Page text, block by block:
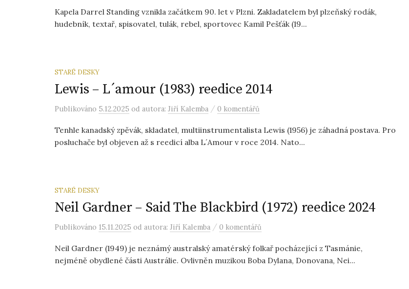
Kapela Darrel Standing vznikla začátkem 90. let v Plzni. Zakladatelem byl plzeňský rodák,
hudebník, textař, spisovatel, tulák, rebel, sportovec Kamil Pešťák (19...
STARÉ DESKY
Lewis – L´amour (1983) reedice 2014
Publikováno 5.12.2025 od autora: Jiří Kalemba / 0 komentářů
Tenhle kanadský zpěvák, skladatel, multiinstrumentalista Lewis (1956) je záhadná postava. Pro
posluchače byl objeven až s reedicí alba L´Amour v roce 2014. Nato...
STARÉ DESKY
Neil Gardner – Said The Blackbird (1972) reedice 2024
Publikováno 15.11.2025 od autora: Jiří Kalemba / 0 komentářů
Neil Gardner (1949) je neznámý australský amatérský folkař pocházející z Tasmánie,
nejméně obydlené části Austrálie. Ovlivněn muzikou Boba Dylana, Donovana, Nei...